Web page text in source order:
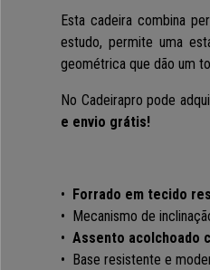
Esta cadeira combina
estudo, permite uma
geométrica que dão um
No Cadeirapro pode
e envio grátis!
• Forrado em tecido
• Mecanismo de
• Assento acolchoado
• Base resistente e